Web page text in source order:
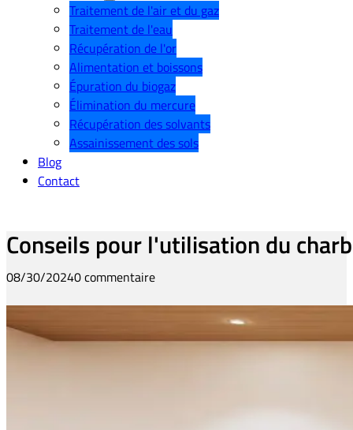
Traitement de l'air et du gaz
Traitement de l'eau
Récupération de l'or
Alimentation et boissons
Épuration du biogaz
Élimination du mercure
Récupération des solvants
Assainissement des sols
Blog
Contact
Conseils pour l'utilisation du
08/30/20240 commentaire